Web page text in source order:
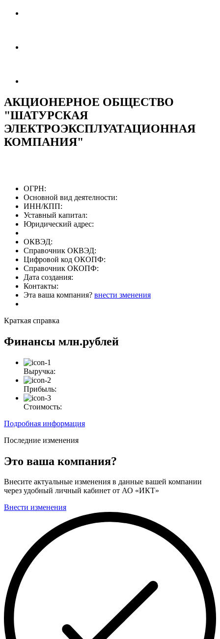
АКЦИОНЕРНОЕ ОБЩЕСТВО
"ШАТУРСКАЯ
ЭЛЕКТРОЭКСПЛУАТАЦИОННАЯ
КОМПАНИЯ"
ОГРН:
Основной вид деятелности:
ИНН/КПП:
Уставный капитал:
Юридический адрес:
ОКВЭД:
Справочник ОКВЭД:
Цифровой код ОКОПФ:
Справочник ОКОПФ:
Дата создания:
Контакты:
Эта ваша компания? внести зменения
Краткая справка
Финансы млн.рублей
Выручка:
Прибыль:
Стоимость:
Подробная информация
Последние изменения
Это ваша компания?
Внесите актуальные изменения в данные вашей компании
через удобный личный кабинет от АО «ИКТ»
Внести изменения